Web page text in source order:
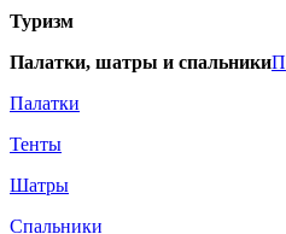
Туризм
Палатки, шатры и спальники
Палатки
Тенты
Шатры
Спальники